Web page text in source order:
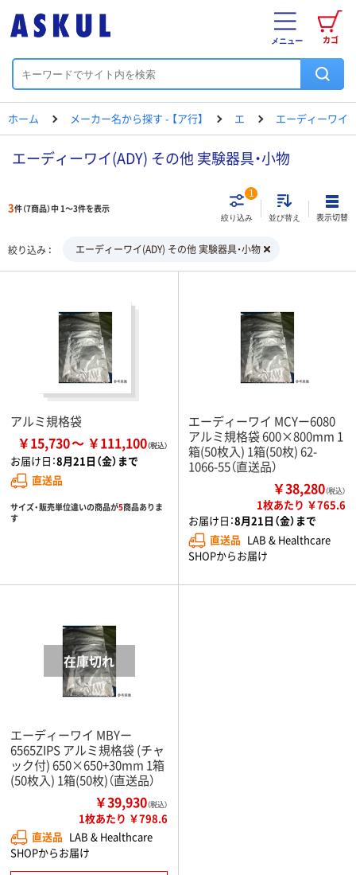
カゴ
メニュー
ホーム メーカー名から探す - 【ア行】 エ エーディーワイ
エーディーワイ(ADY) その他 実験器具・小物
3件（7商品）中 1～3件を表示
絞り込み
1
並び替え 表示切替
絞り込み エーディーワイ(ADY) その他 実験器具・小物
アルミ規格袋
￥15,730 ￥111,100
お届け日：8月21日（金）まで
直送品
サイズ・販売単位違いの商品が5商品ありま
す
エーディーワイ MCYー6080
アルミ規格袋 600×800mm 1
箱(50枚入) 1箱(50枚) 62-
1066-55（直送品）
￥38,280（税込）
1枚あたり ￥765.6
お届け日：8月21日（金）まで
直送品 LAB & Healthcare
SHOPからお届け
エーディーワイ MBYー
6565ZIPS アルミ規格袋 (チャ
ック付) 650×650+30mm 1箱
(50枚入) 1箱(50枚)（直送品）
￥39,930（税込）
1枚あたり ￥798.6
直送品 LAB & Healthcare
SHOPからお届け